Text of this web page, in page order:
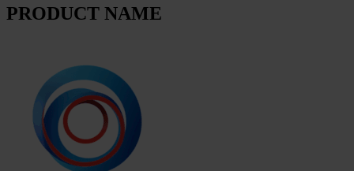
PRODUCT NAME